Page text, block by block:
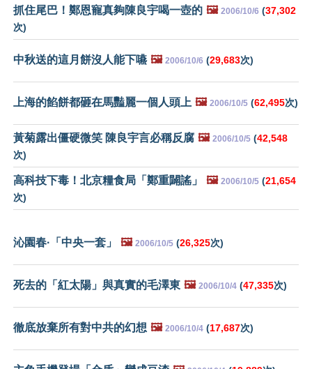
抓住尾巴！鄭恩寵真夠陳良宇喝一壺的 🖼️ 2006/10/6 (37,302
次)
中秋送的這月餅沒人能下嚥 🖼️ 2006/10/6 (29,683次)
上海的餡餅都砸在馬豔麗一個人頭上 🖼️ 2006/10/5 (62,495次)
黃菊露出僵硬微笑 陳良宇言必稱反腐 🖼️ 2006/10/5 (42,548
次)
高科技下毒！北京糧食局「鄭重闢謠」 🖼️ 2006/10/5 (21,654
次)
沁園春·「中央一套」 🖼️ 2006/10/5 (26,325次)
死去的「紅太陽」與真實的毛澤東 🖼️ 2006/10/4 (47,335次)
徹底放棄所有對中共的幻想 🖼️ 2006/10/4 (17,687次)